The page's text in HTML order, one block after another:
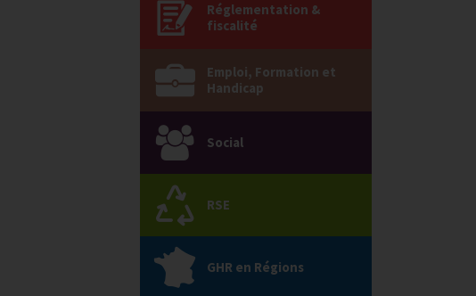
Réglementation &
fiscalité
Emploi, Formation et
Handicap
Social
RSE
GHR en Régions